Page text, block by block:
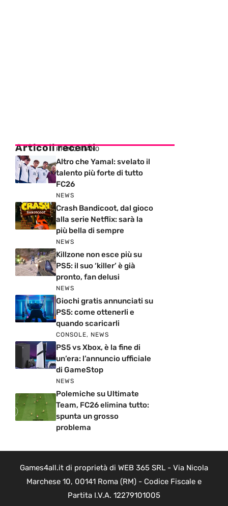
Articoli recenti
PRIMO PIANO
Altro che Yamal: svelato il
talento più forte di tutto
FC26
NEWS
Crash Bandicoot, dal gioco
alla serie Netflix: sarà la
più bella di sempre
NEWS
Killzone non esce più su
PS5: il suo ‘killer’ è già
pronto, fan delusi
NEWS
Giochi gratis annunciati su
PS5: come ottenerli e
quando scaricarli
CONSOLE, NEWS
PS5 vs Xbox, è la fine di
un’era: l’annuncio ufficiale
di GameStop
NEWS
Polemiche su Ultimate
Team, FC26 elimina tutto:
spunta un grosso
problema
Games4all.it di proprietà di WEB 365 SRL - Via Nicola
Marchese 10, 00141 Roma (RM) - Codice Fiscale e
Partita I.V.A. 12279101005